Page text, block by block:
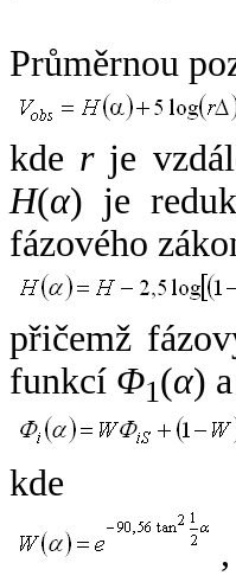
Průměrnou
kde rje
H(α) je
fázového
přičemž
funkcí Φ1(α) a
kde
,